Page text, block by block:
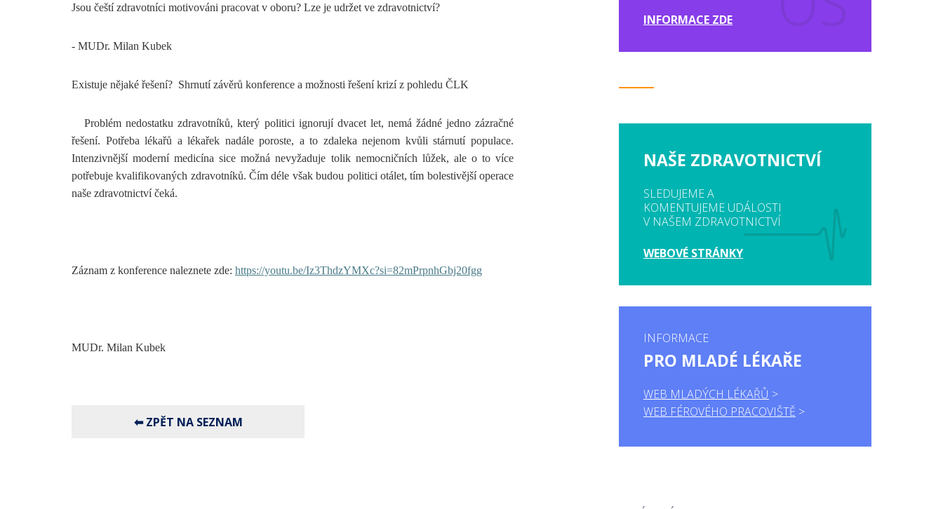
Jsou čeští zdravotníci motivováni pracovat v oboru? Lze je udržet ve zdravotnictví?
- MUDr. Milan Kubek
Existuje nějaké řešení? Shrnutí závěrů konference a možnosti řešení krizí z pohledu ČLK
Problém nedostatku zdravotníků, který politici ignorují dvacet let, nemá žádné jedno zázračné
řešení. Potřeba lékařů a lékařek nadále poroste, a to zdaleka nejenom kvůli stárnutí populace.
Intenzivnější moderní medicína sice možná nevyžaduje tolik nemocničních lůžek, ale o to více
potřebuje kvalifikovaných zdravotníků.Čím déle však budou politici otálet, tím bolestivější operace
naše zdravotnictví čeká.
Záznam z konference naleznete zde: https://youtu.be/Iz3ThdzYMXc?si=82mPrpnhGbj20fgg
MUDr. Milan Kubek
INFORMACE ZDE
NAŠE ZDRAVOTNICTVÍ
SLEDUJEME A
KOMENTUJEME UDÁLOSTI
V NAŠEM ZDRAVOTNICTVÍ
WEBOVÉ STRÁNKY
INFORMACE
PRO MLADÉ LÉKAŘE
WEB MLADÝCH LÉKAŘŮ
WEB FÉROVÉHO PRACOVIŠTĚ